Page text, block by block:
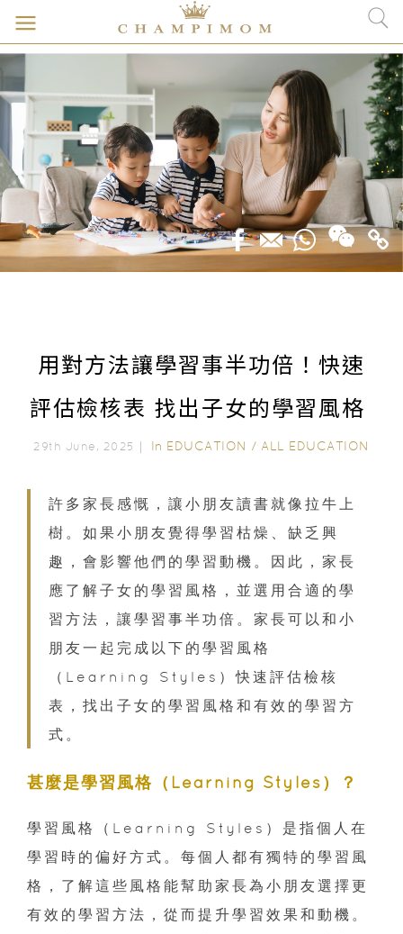
用對方法讓學習事半功倍！快速
評估檢核表 找出子女的學習風格
29th June, 2025｜ In EDUCATION / ALL EDUCATION
許多家長感慨，讓小朋友讀書就像拉牛上
樹。如果小朋友覺得學習枯燥、缺乏興
趣，會影響他們的學習動機。因此，家長
應了解子女的學習風格，並選用合適的學
習方法，讓學習事半功倍。家長可以和小
朋友一起完成以下的學習風格
（Learning Styles）快速評估檢核
表，找出子女的學習風格和有效的學習方
式。
甚麼是學習風格 （Learning Styles） ？
學習風格（Learning Styles）是指個人在
學習時的偏好方式。每個人都有獨特的學習風
格，了解這些風格能幫助家長為小朋友選擇更
有效的學習方法，從而提升學習效果和動機。